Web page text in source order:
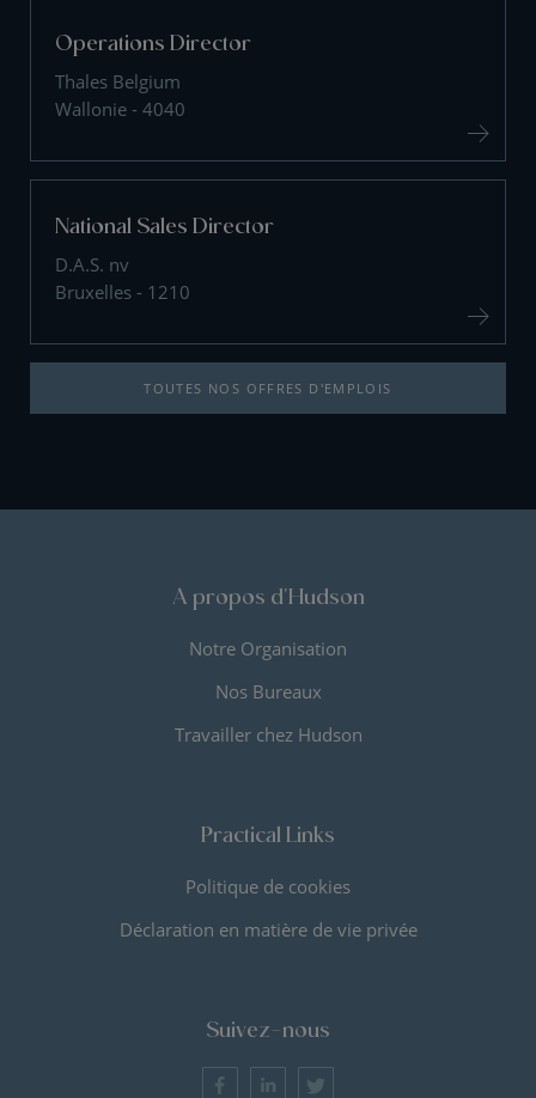
Operations Director
Thales Belgium
Wallonie - 4040
National Sales Director
D.A.S. nv
Bruxelles - 1210
TOUTES NOS OFFRES D'EMPLOIS
A propos d'Hudson
Notre Organisation
Nos Bureaux
Travailler chez Hudson
Practical Links
Politique de cookies
Déclaration en matière de vie privée
Suivez-nous